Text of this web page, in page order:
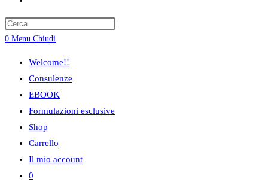
ricerca
sul
sito
web
0 Menu Chiudi
Welcome!!
Consulenze
EBOOK
Formulazioni esclusive
Shop
Carrello
Il mio account
0